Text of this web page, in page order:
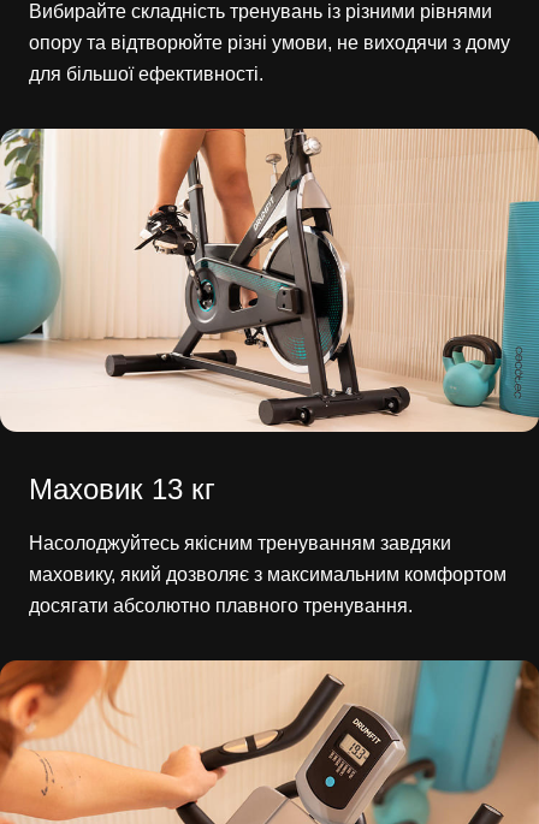
Вибирайте складність тренувань із різними рівнями
опору та відтворюйте різні умови, не виходячи з дому
для більшої ефективності.
Маховик 13 кг
Насолоджуйтесь якісним тренуванням завдяки
маховику, який дозволяє з максимальним комфортом
досягати абсолютно плавного тренування.